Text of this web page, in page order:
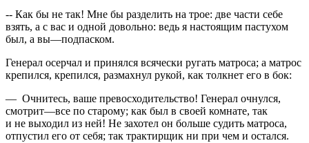
-- Как бы не так! Мне бы разделить на трое: две части себе
взять, а с вас и одной довольно: ведь я настоящим пастухом
был, а вы—подпаском.
Генерал осерчал и принялся всячески ругать матроса; а матрос
крепился, крепился, размахнул рукой, как толкнет его в бок:
— Очнитесь, ваше превосходительство! Генерал очнулся,
смотрит—все по старому; как был в своей комнате, так
и не выходил из ней! Не захотел он больше судить матроса,
отпустил его от себя; так трактирщик ни при чем и остался.